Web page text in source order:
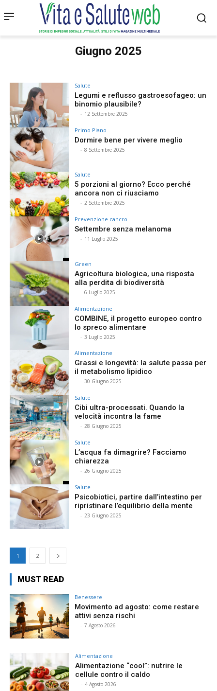
Giugno 2025
Salute
Legumi e reflusso gastroesofageo: un
binomio plausibile?
- 12 Settembre 2025
Primo Piano
Dormire bene per vivere meglio
- 8 Settembre 2025
Salute
5 porzioni al giorno? Ecco perché
ancora non ci riusciamo
- 2 Settembre 2025
Prevenzione cancro
Settembre senza melanoma
- 11 Luglio 2025
Green
Agricoltura biologica, una risposta
alla perdita di biodiversità
- 6 Luglio 2025
Alimentazione
COMBINE, il progetto europeo contro
lo spreco alimentare
- 3 Luglio 2025
Alimentazione
Grassi e longevità: la salute passa per
il metabolismo lipidico
- 30 Giugno 2025
Salute
Cibi ultra-processati. Quando la
velocità incontra la fame
- 28 Giugno 2025
Salute
L’acqua fa dimagrire? Facciamo
chiarezza
- 26 Giugno 2025
Salute
Psicobiotici, partire dall’intestino per
ripristinare l’equilibrio della mente
- 23 Giugno 2025
1 2
MUST READ
Benessere
Movimento ad agosto: come restare
attivi senza rischi
- 7 Agosto 2026
Alimentazione
Alimentazione “cool”: nutrire le
cellule contro il caldo
- 4 Agosto 2026